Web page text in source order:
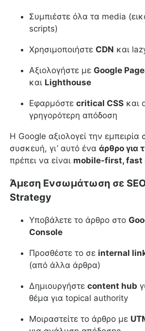
Συμπιέστε όλα τα media
scripts)
Χρησιμοποιήστε CDN και
Αξιολογήστε με Google
και Lighthouse
Εφαρμόστε critical CSS και
γρηγορότερη απόδοση
Η Google αξιολογεί την εμπειρία
συσκευή, γι’ αυτό ένα άρθρο για
πρέπει να είναι mobile-first, fast
Άμεση Ενσωμάτωση σε
Strategy
Υποβάλετε το άρθρο στο
Console
Προσθέστε το σε internal
(από άλλα άρθρα)
Δημιουργήστε content hub
θέμα για topical authority
Μοιραστείτε το άρθρο με